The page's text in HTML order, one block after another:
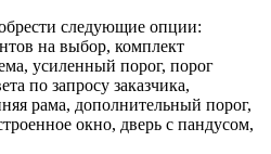
следующие опции:
на выбор, комплект
усиленный порог, порог
по запросу заказчика,
рама, дополнительный порог,
окно, дверь с пандусом,